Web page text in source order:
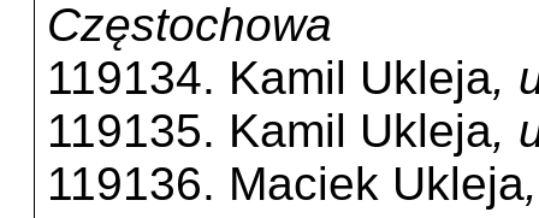
Częstochowa
119134. Kamil Ukleja,
119135. Kamil Ukleja,
119136. Maciek Ukleja